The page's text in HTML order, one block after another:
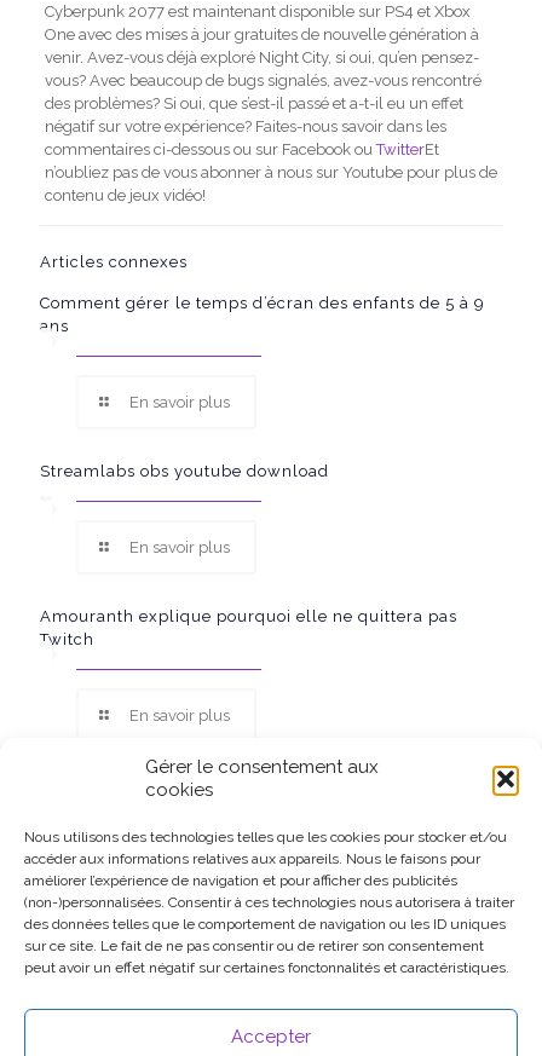
Gérer le consentement aux
cookies
Nous utilisons des technologies telles que les cookies pour stocker et/ou
accéder aux informations relatives aux appareils. Nous le faisons pour
améliorer l’expérience de navigation et pour afficher des publicités
(non-)personnalisées. Consentir à ces technologies nous autorisera à traiter
des données telles que le comportement de navigation ou les ID uniques
sur ce site. Le fait de ne pas consentir ou de retirer son consentement
peut avoir un effet négatif sur certaines fonctonnalités et caractéristiques.
Accepter
Cyberpunk 2077 est maintenant disponible sur PS4 et Xbox
One avec des mises à jour gratuites de nouvelle génération à
venir. Avez-vous déjà exploré Night City, si oui, qu’en pensez-
vous? Avec beaucoup de bugs signalés, avez-vous rencontré
des problèmes? Si oui, que s’est-il passé et a-t-il eu un effet
négatif sur votre expérience? Faites-nous savoir dans les
commentaires ci-dessous ou sur Facebook ouTwitterEt
n’oubliez pas de vous abonner à nous sur Youtube pour plus de
contenu de jeux vidéo!
Articles connexes
Comment gérer le temps d’écran des enfants de 5 à 9
ans
En savoir plus
Streamlabs obs youtube download
En savoir plus
Amouranth explique pourquoi elle ne quittera pas
Twitch
En savoir plus
Ce site participe au Programme Partenaires d’Amazon EU, un
programme d’affiliation conçu pour permettre à des sites de
percevoir une rémunération grâce à la création de liens vers
Amazon.fr.